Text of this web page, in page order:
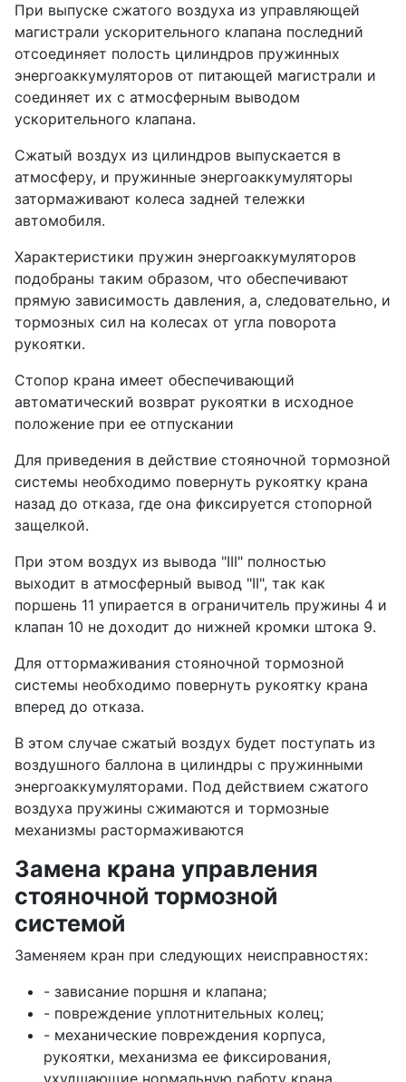
При выпуске сжатого воздуха из управляющей
магистрали ускорительного клапана последний
отсоединяет полость цилиндров пружинных
энергоаккумуляторов от питающей магистрали и
соединяет их с атмосферным выводом
ускорительного клапана.
Сжатый воздух из цилиндров выпускается в
атмосферу, и пружинные энергоаккумуляторы
затормаживают колеса задней тележки
автомобиля.
Характеристики пружин энергоаккумуляторов
подобраны таким образом, что обеспечивают
прямую зависимость давления, а, следовательно, и
тормозных сил на колесах от угла поворота
рукоятки.
Стопор крана имеет обеспечивающий
автоматический возврат рукоятки в исходное
положение при ее отпускании
Для приведения в действие стояночной тормозной
системы необходимо повернуть рукоятку крана
назад до отказа, где она фиксируется стопорной
защелкой.
При этом воздух из вывода "III" полностью
выходит в атмосферный вывод "II", так как
поршень 11 упирается в ограничитель пружины 4 и
клапан 10 не доходит до нижней кромки штока 9.
Для оттормаживания стояночной тормозной
системы необходимо повернуть рукоятку крана
вперед до отказа.
В этом случае сжатый воздух будет поступать из
воздушного баллона в цилиндры с пружинными
энергоаккумуляторами. Под действием сжатого
воздуха пружины сжимаются и тормозные
механизмы растормаживаются
Замена крана управления
стояночной тормозной
системой
Заменяем кран при следующих неисправностях:
- зависание поршня и клапана;
- повреждение уплотнительных колец;
- механические повреждения корпуса,
рукоятки, механизма ее фиксирования,